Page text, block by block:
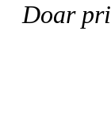
Doar